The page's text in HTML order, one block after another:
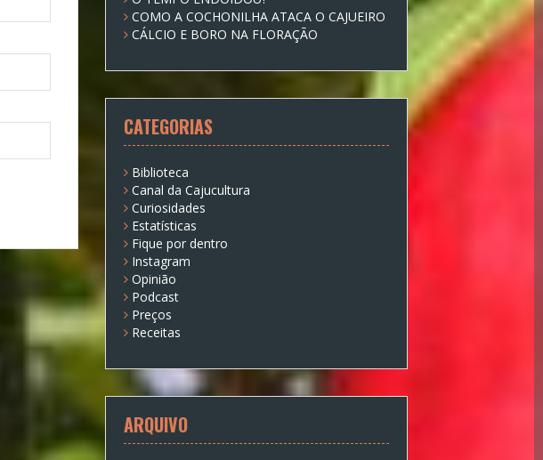
COMO A COCHONILHA ATACA O CAJUEIRO
CÁLCIO E BORO NA FLORAÇÃO
CATEGORIAS
Biblioteca
Canal da Cajucultura
Curiosidades
Estatísticas
Fique por dentro
Instagram
Opinião
Podcast
Preços
Receitas
ARQUIVO